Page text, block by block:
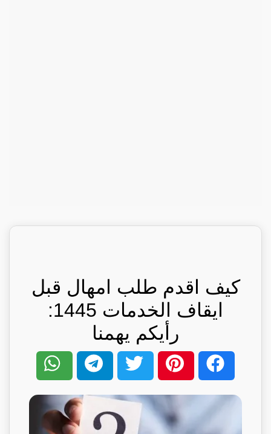
كيف اقدم طلب امهال قبل
ايقاف الخدمات 1445:
رأيكم يهمنا